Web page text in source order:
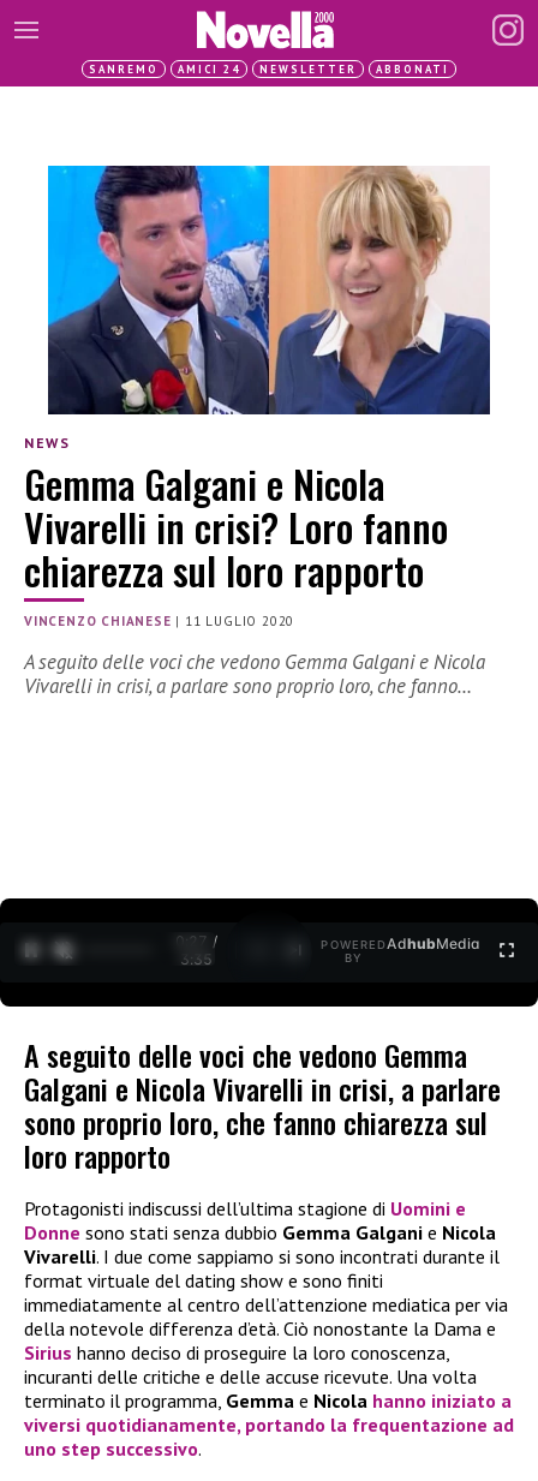
SANREMO AMICI 24 NEWSLETTER ABBONATI
NEWS
Gemma Galgani e Nicola
Vivarelli in crisi? Loro fanno
chiarezza sul loro rapporto
VINCENZO CHIANESE | 11 LUGLIO 2020
A seguito delle voci che vedono Gemma Galgani e Nicola
Vivarelli in crisi, a parlare sono proprio loro, che fanno…
0:27 /
3:35
POWERED
BY
AdhubMedia
A seguito delle voci che vedono Gemma
Galgani e Nicola Vivarelli in crisi, a parlare
sono proprio loro, che fanno chiarezza sul
loro rapporto
Protagonisti indiscussi dell’ultima stagione di Uomini e
Donne sono stati senza dubbio Gemma Galgani e Nicola
Vivarelli. I due come sappiamo si sono incontrati durante il
format virtuale del dating show e sono finiti
immediatamente al centro dell’attenzione mediatica per via
della notevole differenza d’età. Ciò nonostante la Dama e
Sirius hanno deciso di proseguire la loro conoscenza,
incuranti delle critiche e delle accuse ricevute. Una volta
terminato il programma, Gemma e Nicola hanno iniziato a
viversi quotidianamente, portando la frequentazione ad
uno step successivo.